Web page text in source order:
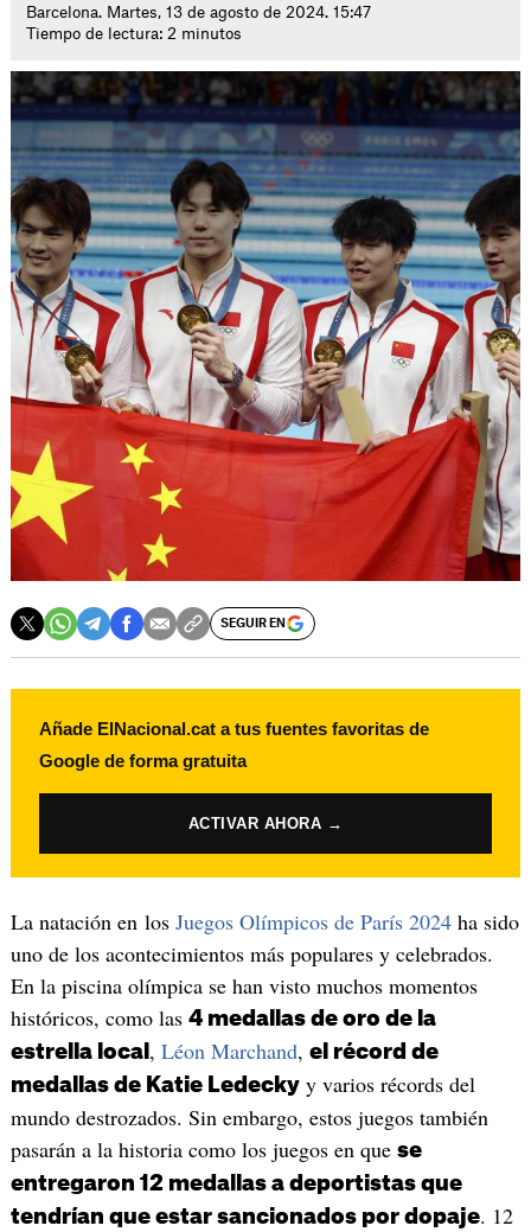
Barcelona. Martes, 13 de agosto de 2024. 15:47
Tiempo de lectura: 2 minutos
SEGUIR EN
Añade ElNacional.cat a tus fuentes favoritas de
Google de forma gratuita
ACTIVAR AHORA →
La natación en los Juegos Olímpicos de París 2024ha sido
uno de los acontecimientos más populares y celebrados.
En la piscina olímpica se han visto muchos momentos
históricos, como las 4 medallas de oro de la
estrella local , Léon Marchand, el récord de
medallas de Katie Ledeckyy varios récords del
mundo destrozados. Sin embargo, estos juegos también
pasarán a la historia como los juegos en que se
entregaron 12 medallas a deportistas que
tendrían que estar sancionados por dopaje. 12